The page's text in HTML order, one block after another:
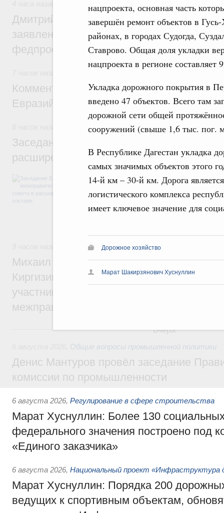
нацпроекта, основная часть
завершён ремонт объектов в
районах, в городах Судогда,
Ставрово. Общая доля укладки
нацпроекта в регионе составляет
Укладка дорожного покрытия в
введено 47 объектов. Всего там
дорожной сети общей
сооружений (свыше 1,6 тыс. пог.
В Республике Дагестан укладка
самых значимых объектов этого
14-й км – 30-й км. Дорога
логистического комплекса
имеет ключевое значение для
Дорожное хозяйство
Марат Шакирзянович Хуснуллин
Дмитрий Чернышенко: Установлен
заявлений от абитуриентов колледжей и
федпроекта «Профессионалитет»
Комментарий Алексея Оверчука по
Евразийского межправительственного
Евразийский экономический союз.
Заседание Евразийского
расширенном составе
В повестке заседания актуальные задачи
числе совершенствование кооперации в
регулирования и администрирования,
железнодорожных перевозок,
Евразийский экономический союз.
Михаил Мишустин принял участие во
Киргизии Садыра Жапарова с главами
участников заседания Евразийского
межправительственного совета
Вчера
Общие вопросы промышленной политики
Денис Мантуров провёл заседание
комиссии по промышленности
6 августа 2026, Регулирование в сфере строительства
Марат Хуснуллин: Более 130
федерального значения построено под
«Единого заказчика»
6 августа 2026, Национальный проект «Инфраструктура
Марат Хуснуллин: Порядка 200
ведущих к спортивным объектам,